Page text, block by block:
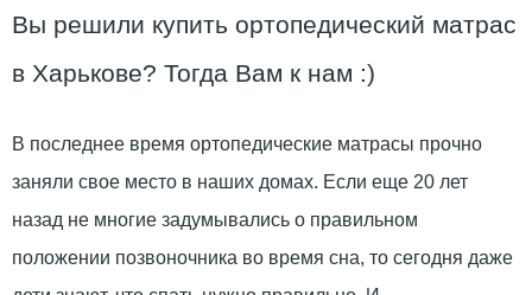
Вы решили купить ортопедический матрас
в Харькове? Тогда Вам к нам :)
В последнее время ортопедические матрасы прочно
заняли свое место в наших домах. Если еще 20 лет
назад не многие задумывались о правильном
положении позвоночника во время сна, то сегодня даже